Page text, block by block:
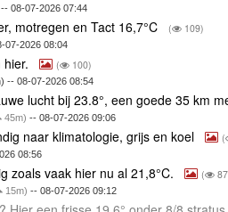
-- 08-07-2026 07:44
motregen en Tact 16,7°C ( 109)
07-2026 08:04
( 100)
-- 08-07-2026 08:54
lucht bij 23.8°, een goede 35 km
45m) -- 08-07-2026 09:06
naar klimatologie, grijs en koel (
08:56
zoals vaak hier nu al 21,8°C. (
15m) -- 08-07-2026 09:12